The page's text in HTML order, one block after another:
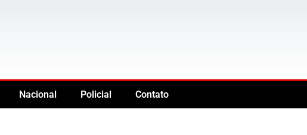
Nacional Policial Contato